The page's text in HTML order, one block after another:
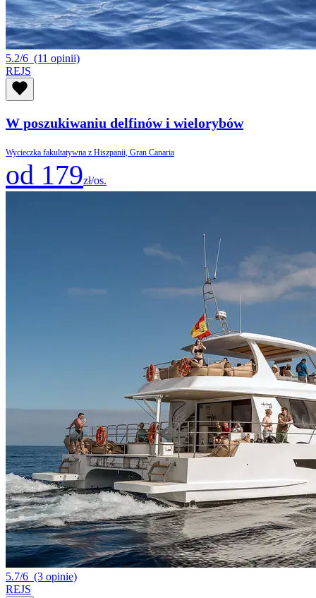
5.2/6 (11 opinii)
REJS
W poszukiwaniu delfinów i wielorybów
Wycieczka fakultatywna z Hiszpanii, Gran Canaria
od 179zł/os.
5.7/6 (3 opinie)
REJS